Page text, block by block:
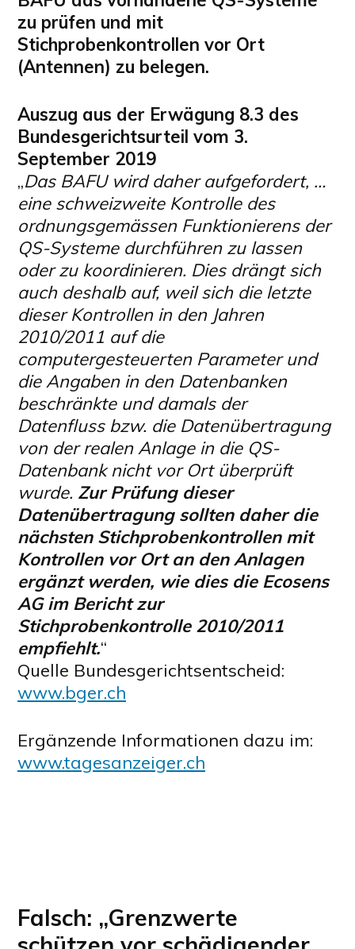
zu prüfen und mit
Stichprobenkontrollen vor Ort
(Antennen) zu belegen.
Auszug aus der Erwägung 8.3 des
Bundesgerichtsurteil vom 3.
September 2019
„Das BAFU wird daher aufgefordert, …
eine schweizweite Kontrolle des
ordnungsgemässen Funktionierens der
QS-Systeme durchführen zu lassen
oder zu koordinieren. Dies drängt sich
auch deshalb auf, weil sich die letzte
dieser Kontrollen in den Jahren
2010/2011 auf die
computergesteuerten Parameter und
die Angaben in den Datenbanken
beschränkte und damals der
Datenfluss bzw. die Datenübertragung
von der realen Anlage in die QS-
Datenbank nicht vor Ort überprüft
wurde. Zur Prüfung dieser
Datenübertragung sollten daher die
nächsten Stichprobenkontrollen mit
Kontrollen vor Ort an den Anlagen
ergänzt werden, wie dies die Ecosens
AG im Bericht zur
Stichprobenkontrolle 2010/2011
empfiehlt.“
Quelle Bundesgerichtsentscheid:
www.bger.ch
Ergänzende Informationen dazu im:
www.tagesanzeiger.ch
Falsch: „Grenzwerte